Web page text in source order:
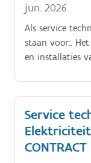
jun. 2026
Als service
staan voor:.
en installaties
verschillende
of doe je de
voor het
zoek naar het
Service
Elektriciteit
CONTRACT